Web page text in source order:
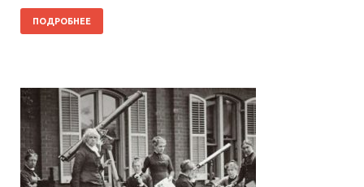
ПОДРОБНЕЕ